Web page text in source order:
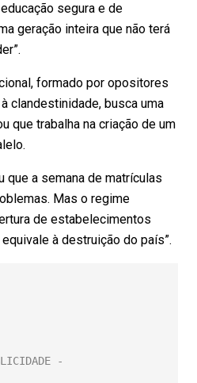
segura e de
geração inteira que não terá
formado por opositores
clandestinidade, busca uma
que trabalha na criação de um
que a semana de matrículas
Mas o regime
de estabelecimentos
à destruição do país”.